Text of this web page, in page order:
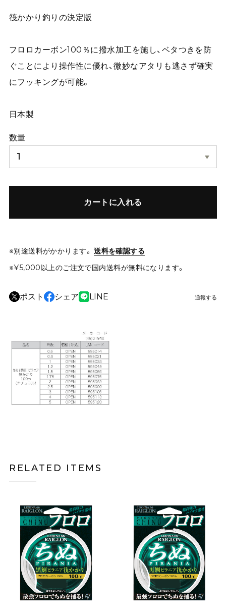
筏かかり釣りの決定版
フロロカーボン100％に撥水加工を施し、ベタつきを防
ぐことにより操作性に優れ、微妙なアタリも逃さず確実
にフッキングが可能。
日本製
数量
カートに入れる
※別途送料がかかります。 送料を確認する
※¥5,000以上のご注文で国内送料が無料になります。
ポスト シェア LINE 通報する
RELATED ITEMS